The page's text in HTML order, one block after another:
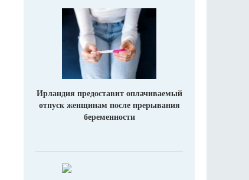
Ирландия предоставит оплачиваемый
отпуск женщинам после прерывания
беременности